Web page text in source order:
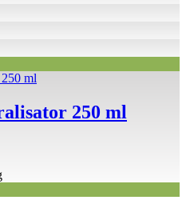
250 ml